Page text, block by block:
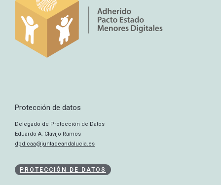
Protección de datos
Delegado de Protección de Datos
Eduardo A. Clavijo Ramos
dpd.caa@juntadeandalucia.es
PROTECCIÓN DE DATOS